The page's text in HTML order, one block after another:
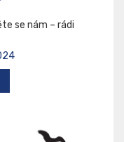
se nám – rádi